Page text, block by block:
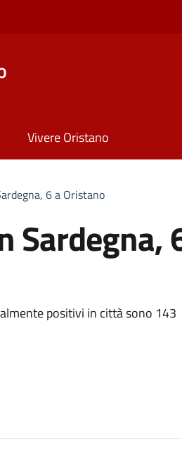
Vivere Oristano
6 a Oristano
Sardegna,
positivi in città sono 143